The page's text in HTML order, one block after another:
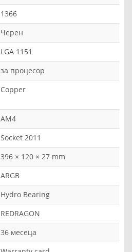
1366
Черен
LGA 1151
за процесор
Copper
AM4
Socket 2011
396 × 120 × 27 mm
ARGB
Hydro Bearing
REDRAGON
36 месеца